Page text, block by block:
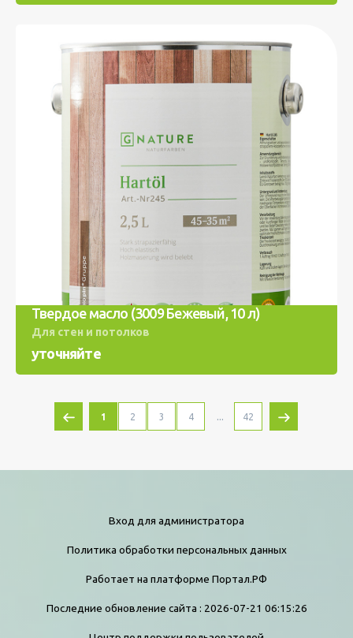
Твердое масло (3009 Бежевый, 10 л)
Для стен и потолков
уточняйте
1 2 3 4 ... 42
Вход для администратора
Политика обработки персональных данных
Работает на платформе Портал.РФ
Последние обновление сайта : 2026-07-21 06:15:26